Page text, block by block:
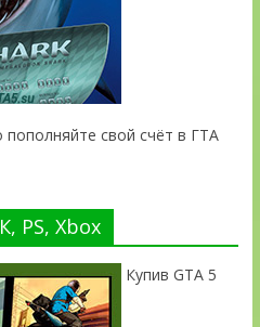
свой счёт в ГТА
PS, Xbox
Купив GTA 5